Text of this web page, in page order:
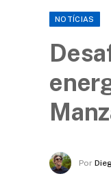
NOTÍCIAS
Por